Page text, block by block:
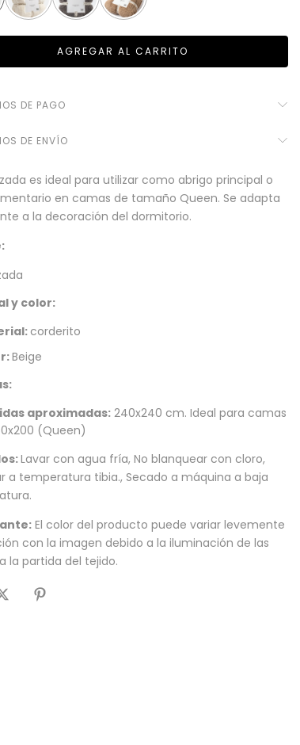
DE PAGO
DE ENVÍO
es ideal para utilizar como abrigo principal o
en camas de tamaño Queen. Se adapta
a la decoración del dormitorio.
y color:
corderito
Beige
aproximadas: 240x240 cm. Ideal para camas
(Queen)
Lavar con agua fría, No blanquear con cloro,
a temperatura tibia., Secado a máquina a baja
El color del producto puede variar levemente
con la imagen debido a la iluminación de las
la partida del tejido.